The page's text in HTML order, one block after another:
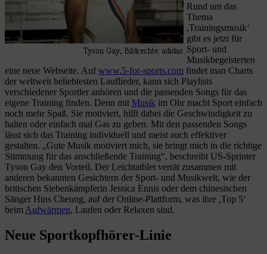
Rund um das
Thema
,Trainingsmusik‘
gibt es jetzt für
Sport- und
Musikbegeisterten
eine neue Webseite. Auf www.5-for-sports.com findet man Charts
der weltweit beliebtesten Lauflieder, kann sich Playlists
verschiedener Sportler anhören und die passenden Songs für das
eigene Training finden. Denn mit Musik im Ohr macht Sport einfach
noch mehr Spaß. Sie motiviert, hilft dabei die Geschwindigkeit zu
halten oder einfach mal Gas zu geben. Mit den passenden Songs
lässt sich das Training individuell und meist auch effektiver
gestalten. „Gute Musik motiviert mich, sie bringt mich in die richtige
Stimmung für das anschließende Training“, beschreibt US-Sprinter
Tyson Gay den Vorteil. Der Leichtathlet verrät zusammen mit
anderen bekannten Gesichtern der Sport- und Musikwelt, wie der
britischen Siebenkämpferin Jessica Ennis oder dem chinesischen
Sänger Hins Cheung, auf der Online-Plattform, was ihre ,Top 5‘
beim Aufwärmen, Laufen oder Relaxen sind.
Neue Sportkopfhörer-Linie